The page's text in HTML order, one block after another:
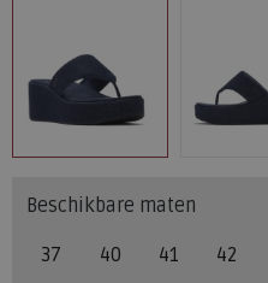
Beschikbare maten
37 40 41 42